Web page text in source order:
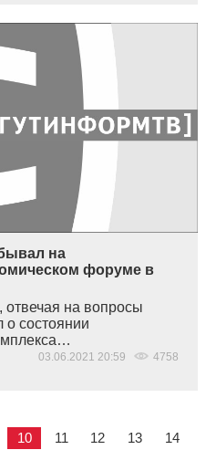
на
форуме в
отвечая на вопросы
о состоянии
03.06.2021 20:59 4758
10 11 12 13
14